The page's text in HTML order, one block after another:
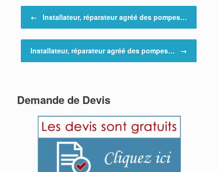
← Installateur, réparateur agréé des pompes…
Installateur, réparateur agréé des pompes… →
Demande de Devis